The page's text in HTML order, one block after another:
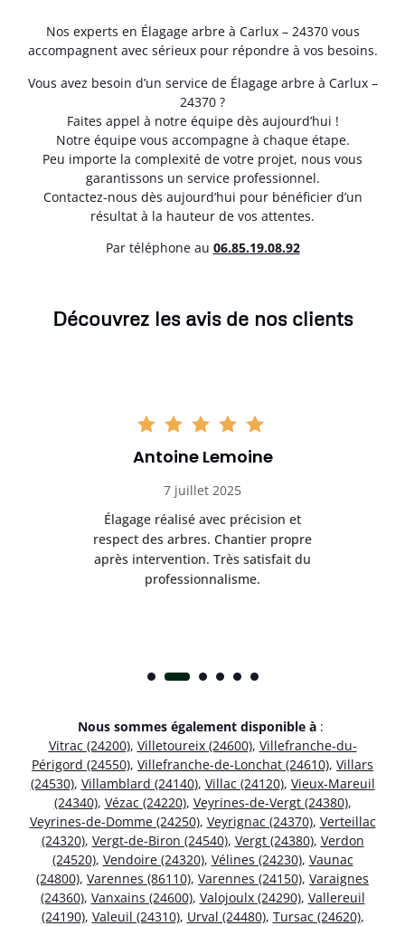
Nos experts en Élagage arbre à Carlux – 24370 vous
accompagnent avec sérieux pour répondre à vos besoins.
Vous avez besoin d’un service de Élagage arbre à Carlux –
24370 ?
Faites appel à notre équipe dès aujourd’hui !
Notre équipe vous accompagne à chaque étape.
Peu importe la complexité de votre projet, nous vous
garantissons un service professionnel.
Contactez-nous dès aujourd’hui pour bénéficier d’un
résultat à la hauteur de vos attentes.
Par téléphone au 06.85.19.08.92
Découvrez les avis de nos clients
Antoine Lemoine
7 juillet 2025
Élagage réalisé avec précision et
respect des arbres. Chantier propre
après intervention. Très satisfait du
professionnalisme.
Nous sommes également disponible à :
Vitrac (24200), Villetoureix (24600), Villefranche-du-
Périgord (24550), Villefranche-de-Lonchat (24610), Villars
(24530), Villamblard (24140), Villac (24120), Vieux-Mareuil
(24340), Vézac (24220), Veyrines-de-Vergt (24380),
Veyrines-de-Domme (24250), Veyrignac (24370), Verteillac
(24320), Vergt-de-Biron (24540), Vergt (24380), Verdon
(24520), Vendoire (24320), Vélines (24230), Vaunac
(24800), Varennes (86110), Varennes (24150), Varaignes
(24360), Vanxains (24600), Valojoulx (24290), Vallereuil
(24190), Valeuil (24310), Urval (24480), Tursac (24620),